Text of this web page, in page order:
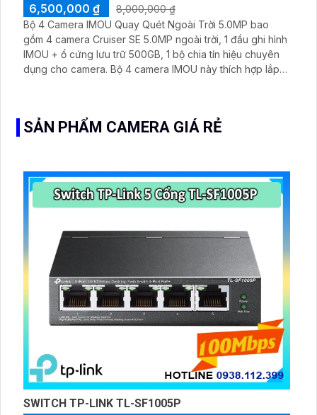
6,500,000 ₫
8,000,000 ₫
Bộ 4 Camera IMOU Quay Quét Ngoài Trời 5.0MP bao
gồm 4 camera Cruiser SE 5.0MP ngoài trời, 1 đầu ghi hình
IMOU + ổ cứng lưu trữ 500GB, 1 bộ chia tín hiệu chuyên
dụng cho camera. Bộ 4 camera IMOU này thích hợp lắp
SẢN PHẨM CAMERA GIÁ RẺ
SWITCH TP-LINK TL-SF1005P